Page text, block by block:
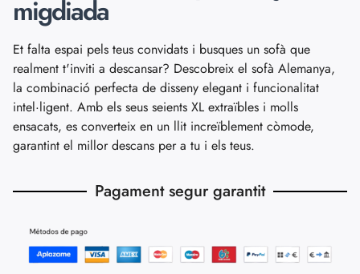
migdiada
Et falta espai pels teus convidats i busques un sofà que
realment t'inviti a descansar? Descobreix el sofà Alemanya,
la combinació perfecta de disseny elegant i funcionalitat
intel·ligent. Amb els seus seients XL extraïbles i molls
ensacats, es converteix en un llit increïblement còmode,
garantint el millor descans per a tu i els teus.
Pagament segur garantit